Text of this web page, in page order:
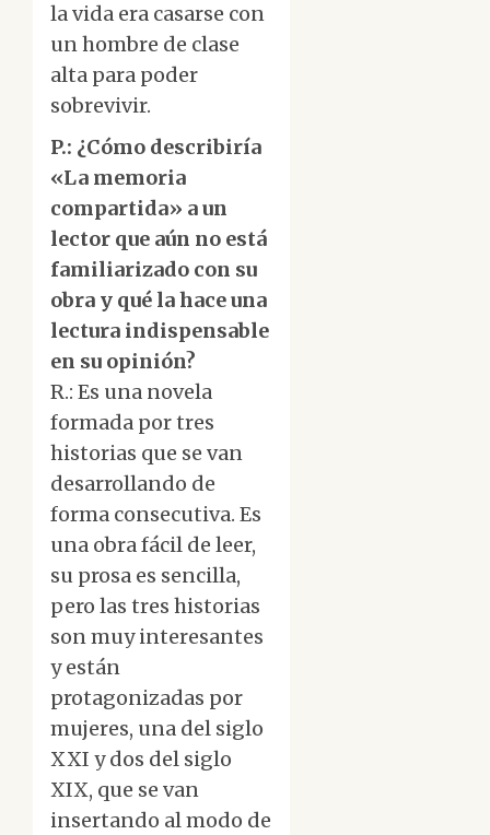
la vida era casarse con
un hombre de clase
alta para poder
sobrevivir.
P.: ¿Cómo describiría
«La memoria
compartida» a un
lector que aún no está
familiarizado con su
obra y qué la hace una
lectura indispensable
en su opinión?
R.: Es una novela
formada por tres
historias que se van
desarrollando de
forma consecutiva. Es
una obra fácil de leer,
su prosa es sencilla,
pero las tres historias
son muy interesantes
y están
protagonizadas por
mujeres, una del siglo
XXI y dos del siglo
XIX, que se van
insertando al modo de